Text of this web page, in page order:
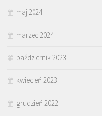
maj 2024
marzec 2024
październik 2023
kwiecień 2023
grudzień 2022